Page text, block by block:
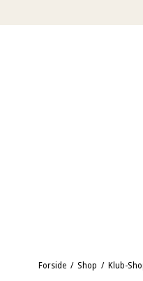
Forside / Shop / Klub-